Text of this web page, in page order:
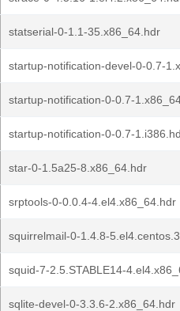
statserial-0-1.1-35.x86_64.hdr
startup-notification-devel-0-0.7-
startup-notification-0-0.7-
startup-notification-0-0.7-
star-0-1.5a25-8.x86_64.hdr
srptools-0-0.0.4-4.el4.x86_64.hdr
squirrelmail-0-1.4.8-
squid-7-2.5.STABLE14-
sqlite-devel-0-3.3.6-2.x86_64.hdr